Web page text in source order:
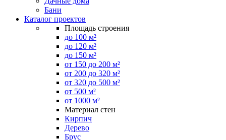
Бани
Каталог проектов
Площадь строения
до 100 м²
до 120 м²
до 150 м²
от 150 до 200 м²
от 200 до 320 м²
от 320 до 500 м²
от 500 м²
от 1000 м²
Материал стен
Кирпич
Дерево
Брус